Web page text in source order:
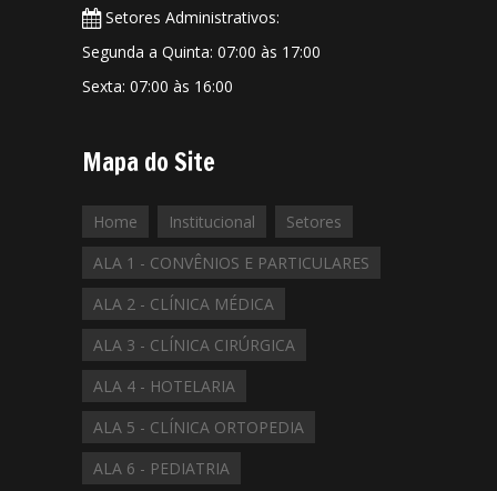
Setores Administrativos:
Segunda a Quinta: 07:00 às 17:00
Sexta: 07:00 às 16:00
Mapa do Site
Home Institucional
Setores
ALA 1 - CONVÊNIOS E PARTICULARES
ALA 2 - CLÍNICA MÉDICA
ALA 3 - CLÍNICA CIRÚRGICA
ALA 4 - HOTELARIA
ALA 5 - CLÍNICA ORTOPEDIA
ALA 6 - PEDIATRIA